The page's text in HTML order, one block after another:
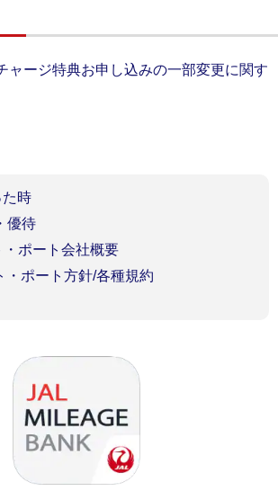
ャージ特典お申し込みの一部変更に関す
時
優待
ポート会社概要
・ポート方針/各種規約